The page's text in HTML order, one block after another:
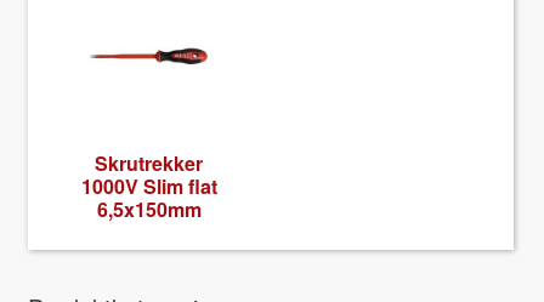
Skrutrekker
1000V Slim flat
6,5x150mm